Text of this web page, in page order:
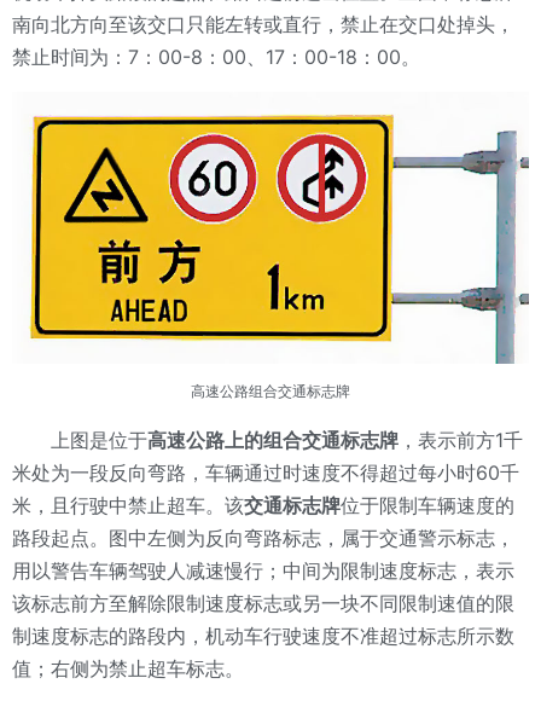
南向北方向至该交口只能左转或直行，禁止在交口处掉头，
禁止时间为： 7：00-8：00、17：00-18：00。
高速公路组合交通标志牌
上图是位于高速公路上的组合交通标志牌 ，表示前方1千
米处为一段反向弯路，车辆通过时速度不得超过每小时60千
米，且行驶中禁止超车。该交通标志牌位于限制车辆速度的
路段起点。图中左侧为反向弯路标志，属于交通警示标志，
用以警告车辆驾驶人减速慢行；中间为限制速度标志，表示
该标志前方至解除限制速度标志或另一块不同限制速值的限
制速度标志的路段内，机动车行驶速度不准超过标志所示数
值；右侧为禁止超车标志。